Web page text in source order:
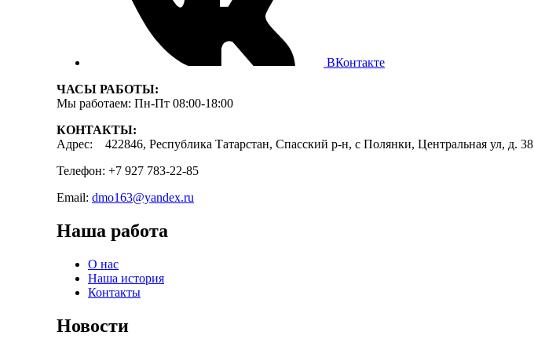
ВКонтакте
ЧАСЫ РАБОТЫ:
Мы работаем: Пн-Пт 08:00-18:00
КОНТАКТЫ:
Адрес: 422846, Республика Татарстан, Спасский р-н, с Полянки, Центральная ул, д. 38
Телефон: +7 927 783-22-85
Email: dmo163@yandex.ru
Наша работа
О нас
Наша история
Контакты
Новости